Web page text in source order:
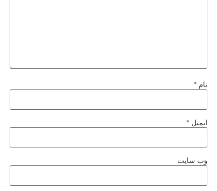
نام *
ایمیل *
وب‌ سایت